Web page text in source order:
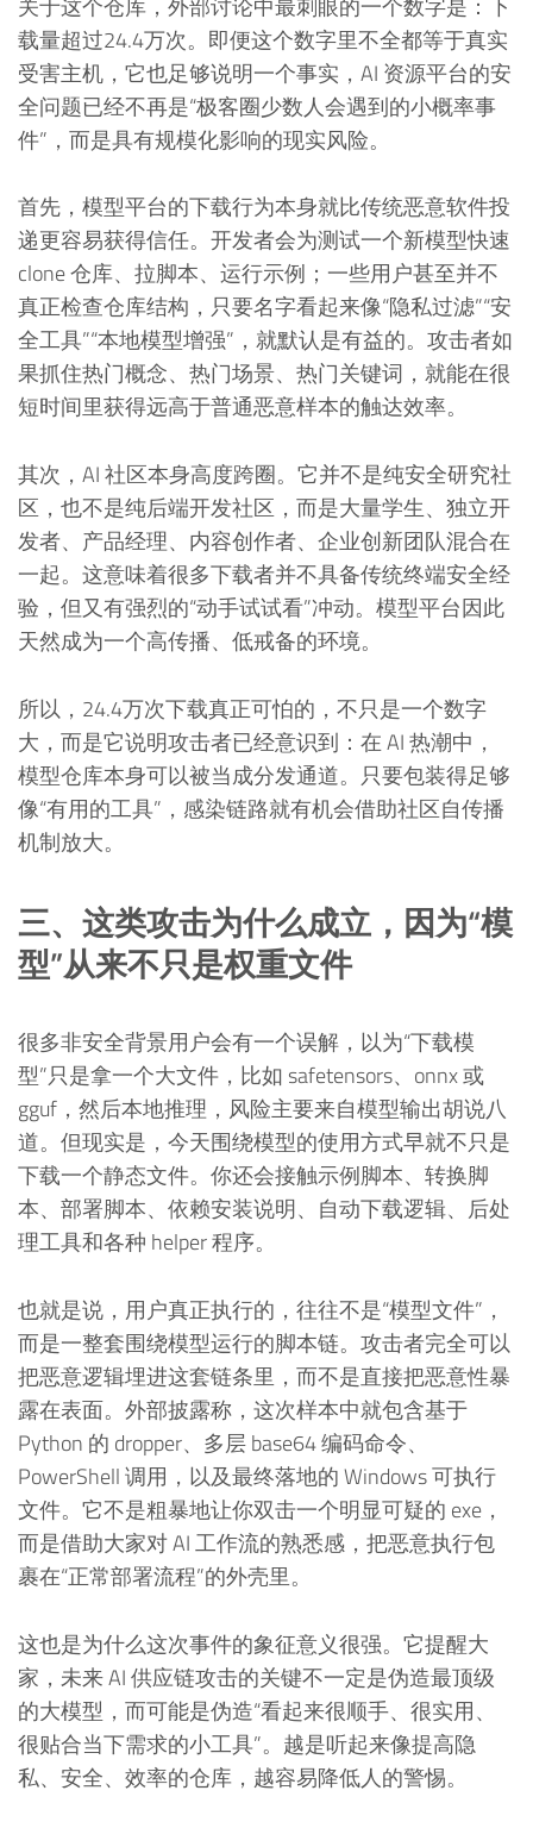
载量超过24.4万次。即便这个数字里不全都等于真实
受害主机，它也足够说明一个事实，AI 资源平台的安
全问题已经不再是“极客圈少数人会遇到的小概率事
件”，而是具有规模化影响的现实风险。
首先，模型平台的下载行为本身就比传统恶意软件投
递更容易获得信任。开发者会为测试一个新模型快速
clone 仓库、拉脚本、运行示例；一些用户甚至并不
真正检查仓库结构，只要名字看起来像“隐私过滤”“安
全工具”“本地模型增强”，就默认是有益的。攻击者如
果抓住热门概念、热门场景、热门关键词，就能在很
短时间里获得远高于普通恶意样本的触达效率。
其次，AI 社区本身高度跨圈。它并不是纯安全研究社
区，也不是纯后端开发社区，而是大量学生、独立开
发者、产品经理、内容创作者、企业创新团队混合在
一起。这意味着很多下载者并不具备传统终端安全经
验，但又有强烈的“动手试试看”冲动。模型平台因此
天然成为一个高传播、低戒备的环境。
所以，24.4万次下载真正可怕的，不只是一个数字
大，而是它说明攻击者已经意识到：在 AI 热潮中，
模型仓库本身可以被当成分发通道。只要包装得足够
像“有用的工具”，感染链路就有机会借助社区自传播
机制放大。
三、这类攻击为什么成立，因为“模
型”从来不只是权重文件
很多非安全背景用户会有一个误解，以为“下载模
型”只是拿一个大文件，比如 safetensors、onnx 或
gguf，然后本地推理，风险主要来自模型输出胡说八
道。但现实是，今天围绕模型的使用方式早就不只是
下载一个静态文件。你还会接触示例脚本、转换脚
本、部署脚本、依赖安装说明、自动下载逻辑、后处
理工具和各种 helper 程序。
也就是说，用户真正执行的，往往不是“模型文件”，
而是一整套围绕模型运行的脚本链。攻击者完全可以
把恶意逻辑埋进这套链条里，而不是直接把恶意性暴
露在表面。外部披露称，这次样本中就包含基于
Python 的 dropper、多层 base64 编码命令、
PowerShell 调用，以及最终落地的 Windows 可执行
文件。它不是粗暴地让你双击一个明显可疑的 exe，
而是借助大家对 AI 工作流的熟悉感，把恶意执行包
裹在“正常部署流程”的外壳里。
这也是为什么这次事件的象征意义很强。它提醒大
家，未来 AI 供应链攻击的关键不一定是伪造最顶级
的大模型，而可能是伪造“看起来很顺手、很实用、
很贴合当下需求的小工具”。越是听起来像提高隐
私、安全、效率的仓库，越容易降低人的警惕。